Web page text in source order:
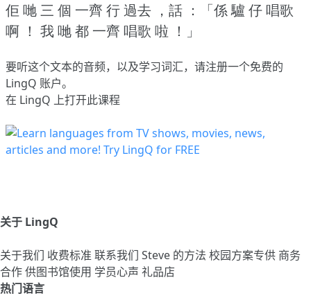
佢 哋 三 個 一齊 行 過去 ，話 ：「係 驢 仔 唱歌
啊 ！ 我 哋 都 一齊 唱歌 啦 ！」
要听这个文本的音频，以及学习词汇，请注册一个免费的
LingQ 账户。
在 LingQ 上打开此课程
关于 LingQ
关于我们 收费标准 联系我们 Steve 的方法 校园方案专供 商务
合作供图书馆使用 学员心声 礼品店
热门语言